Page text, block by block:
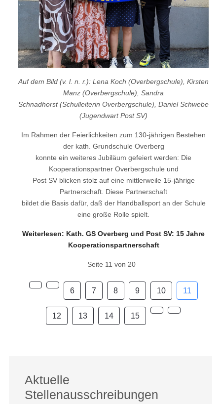
Auf dem Bild (v. l. n. r.): Lena Koch (Overbergschule), Kirsten
Manz (Overbergschule), Sandra
Schnadhorst (Schulleiterin Overbergschule), Daniel Schwebe
(Jugendwart Post SV)
Im Rahmen der Feierlichkeiten zum 130-jährigen Bestehen
der kath. Grundschule Overberg
konnte ein weiteres Jubiläum gefeiert werden: Die
Kooperationspartner Overbergschule und
Post SV blicken stolz auf eine mittlerweile 15-jährige
Partnerschaft. Diese Partnerschaft
bildet die Basis dafür, daß der Handballsport an der Schule
eine große Rolle spielt.
Weiterlesen: Kath. GS Overberg und Post SV: 15 Jahre
Kooperationspartnerschaft
Seite 11 von 20
6 7 8 9 10 11
12 13 14 15
Aktuelle
Stellenausschreibungen